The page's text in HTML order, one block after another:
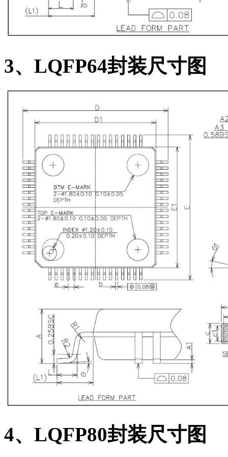
3、LQFP64封装尺寸图
4、LQFP80封装尺寸图